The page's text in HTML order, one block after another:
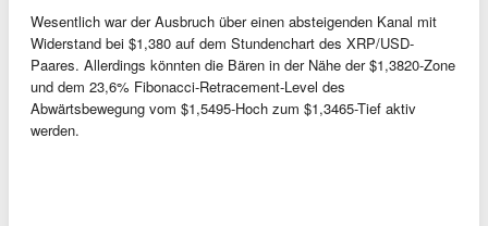
Wesentlich war der Ausbruch über einen absteigenden Kanal mit
Widerstand bei $1,380 auf dem Stundenchart des XRP/USD-
Paares. Allerdings könnten die Bären in der Nähe der $1,3820-Zone
und dem 23,6% Fibonacci-Retracement-Level des
Abwärtsbewegung vom $1,5495-Hoch zum $1,3465-Tief aktiv
werden.